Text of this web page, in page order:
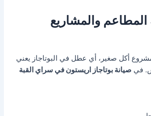
المطاعم والمشاريع
أكل صغير، أي عطل في البوتاجاز يعني
فيصيانة بوتاجاز اريستون في سراي القبة